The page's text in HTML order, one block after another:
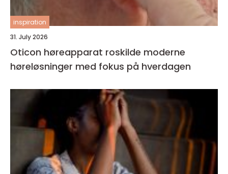
inspiration
31. July 2026
Oticon høreapparat roskilde moderne
høreløsninger med fokus på hverdagen